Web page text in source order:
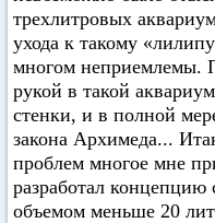
трехлитровых
ухода к такому
многом неприемлемы.
рукой в такой
стенки, и в полной
закона Архимеда...
проблем многое мне
разработал концепцию
объемом меньше 20